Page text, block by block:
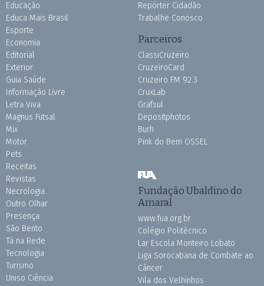
Educação
Educa Mais Brasil
Esporte
Economia
Editorial
Exterior
Guia Saúde
Informação Livre
Letra Viva
Magnus Futsal
Mix
Motor
Pets
Receitas
Revistas
Necrologia
Outro Olhar
Presença
São Bento
Tá na Rede
Tecnologia
Turismo
Uniso Ciência
Repórter Cidadão
Trabalhe Conosco
Parceiros
ClassiCruzeiro
CruzeiroCard
Cruzeiro FM 92.3
CruxLab
Grafsul
Depositphotos
Burh
Pink do Bem OSSEL
Fundação Ubaldino do
Amaral
www.fua.org.br
Colégio Politécnico
Lar Escola Monteiro Lobato
Liga Sorocabana de Combate ao
Câncer
Vila dos Velhinhos